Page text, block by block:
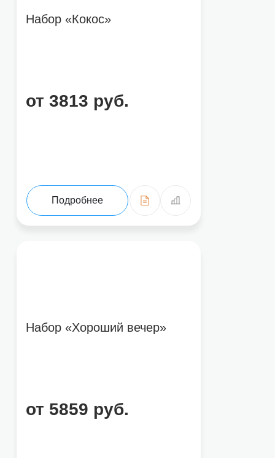
Набор «Кокос»
от 3813 руб.
Подробнее
Набор «Хороший вечер»
от 5859 руб.